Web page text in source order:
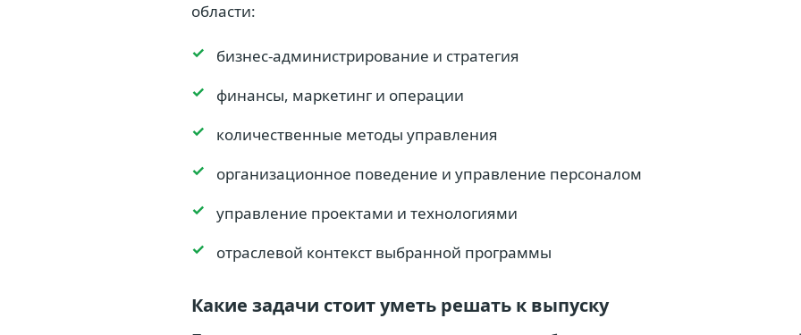
области:
бизнес-администрирование и стратегия
финансы, маркетинг и операции
количественные методы управления
организационное поведение и управление персоналом
управление проектами и технологиями
отраслевой контекст выбранной программы
Какие задачи стоит уметь решать к выпуску